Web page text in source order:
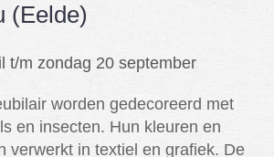
(Eelde)
t/m zondag 20 september
worden gedecoreerd met
en insecten. Hun kleuren en
verwerkt in textiel en grafiek. De